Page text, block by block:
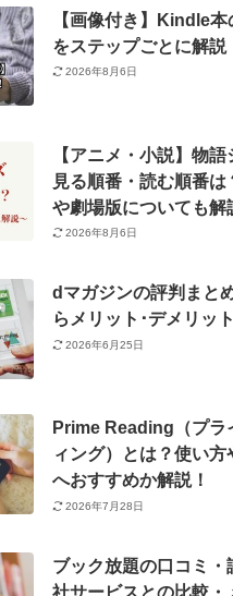
【画像付き】Kindle
をステップごとに解説
2026年8月6日
【アニメ・小説】物
見る順番・読む順番は
や劇場版についても解
2026年8月6日
dマガジンの評判まと
らメリット･デメリッ
2026年6月25日
Prime Reading（プラ
ィング）とは？使い方
へおすすめか解説！
2026年7月28日
ブック放題の口コミ・
社サービスとの比較・